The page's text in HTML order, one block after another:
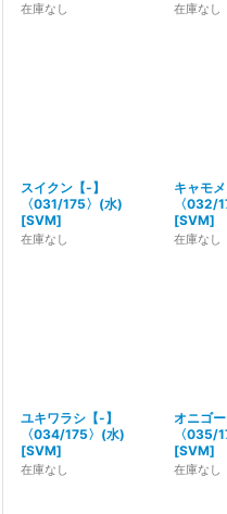
在庫なし 在庫なし
スイクン【-】
〈031/175〉(水)
[SVM]
在庫なし
キャモメ
〈032/
[SVM]
在庫なし
ユキワラシ【-】
〈034/175〉(水)
[SVM]
在庫なし
オニゴー
〈035/
[SVM]
在庫なし